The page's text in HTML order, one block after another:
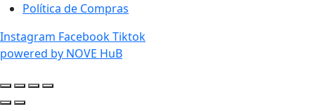
Política de Compras
Instagram FacebookTiktok
powered by NOVE HuB